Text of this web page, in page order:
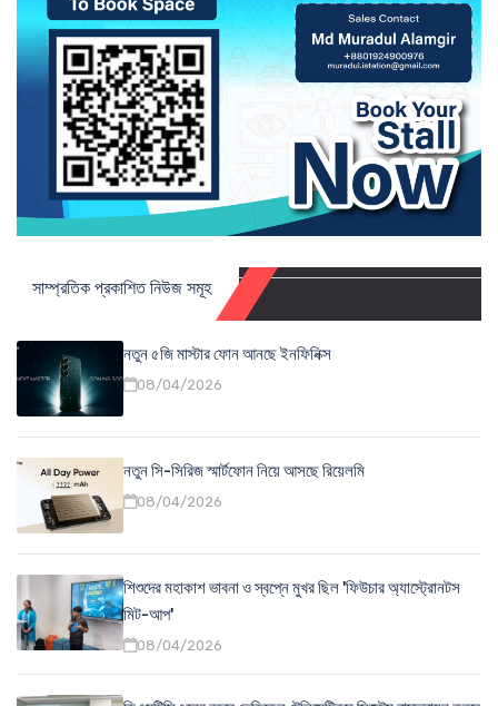
সাম্প্রতিক প্রকাশিত নিউজ সমূহ
নতুন ৫জি মাস্টার ফোন আনছে ইনফিনিক্স
08/04/2026
নতুন সি-সিরিজ স্মার্টফোন নিয়ে আসছে রিয়েলমি
08/04/2026
শিশুদের মহাকাশ ভাবনা ও স্বপ্নে মুখর ছিল 'ফিউচার অ্যাস্ট্রোনটস
মিট-আপ'
08/04/2026